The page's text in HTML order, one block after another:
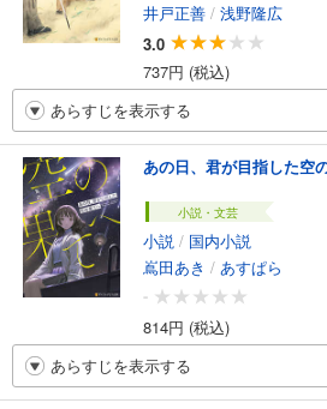
井戸正善 / 浅野隆広
3.0
737円 (税込)
あらすじを表示する
あの日、君が目指した空
小説・文芸
小説 / 国内小説
嶌田あき / あすぱら
-
814円 (税込)
あらすじを表示する